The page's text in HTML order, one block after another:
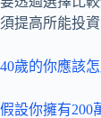
須提高所能投
40歲的你應該
假設你擁有200